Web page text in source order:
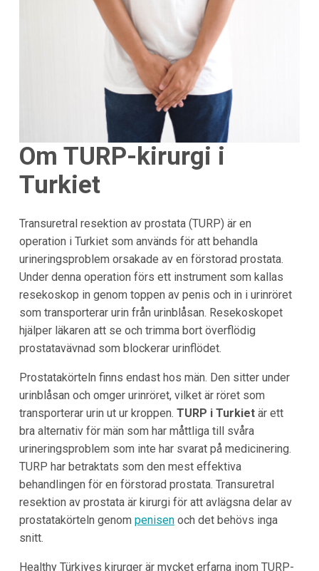
Om TURP-kirurgi i
Turkiet
Transuretral resektion av prostata (TURP) är en
operation i Turkiet som används för att behandla
urineringsproblem orsakade av en förstorad prostata.
Under denna operation förs ett instrument som kallas
resekoskop in genom toppen av penis och in i urinröret
som transporterar urin från urinblåsan. Resekoskopet
hjälper läkaren att se och trimma bort överflödig
prostatavävnad som blockerar urinflödet.
Prostatakörteln finns endast hos män. Den sitter under
urinblåsan och omger urinröret, vilket är röret som
transporterar urin ut ur kroppen. TURP i Turkietär ett
bra alternativ för män som har måttliga till svåra
urineringsproblem som inte har svarat på medicinering.
TURP har betraktats som den mest effektiva
behandlingen för en förstorad prostata. Transuretral
resektion av prostata är kirurgi för att avlägsna delar av
prostatakörteln genom penisenoch det behövs inga
snitt.
Healthy Türkiyes kirurger är mycket erfarna inom TURP-